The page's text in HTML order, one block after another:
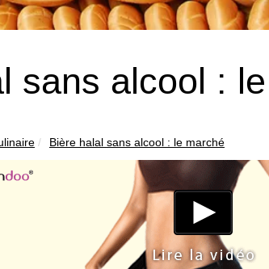
sans alcool :
Bière halal sans alcool : le marché